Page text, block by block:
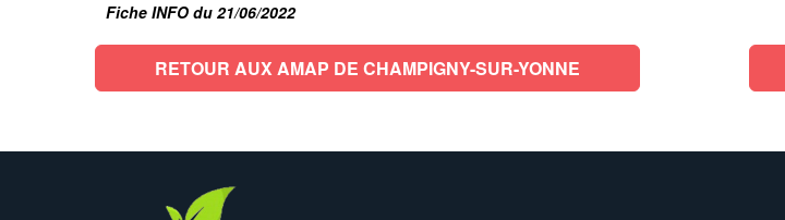
Fiche INFO du 21/06/2022
RETOUR AUX AMAP DE CHAMPIGNY-SUR-YONNE